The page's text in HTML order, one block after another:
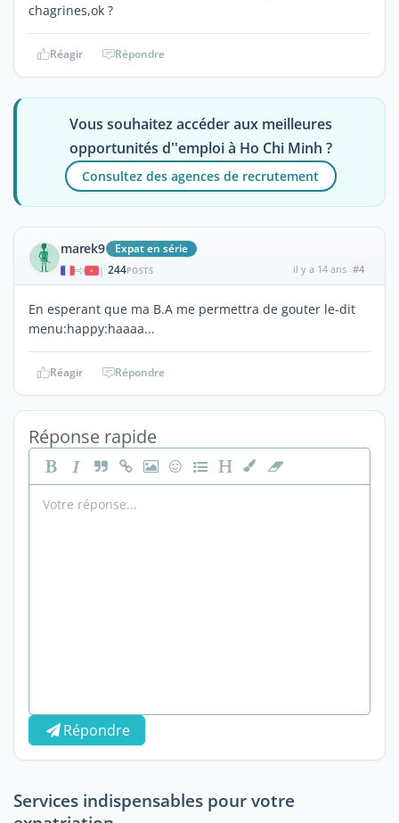
chagrines,ok ?
Réagir Répondre
Vous souhaitez accéder aux meilleures
opportunités d''emploi à Ho Chi Minh ?
Consultez des agences de recrutement
marek9 Expat en série
| 244POSTS il y a 14 ans #4
En esperant que ma B.A me permettra de gouter le-dit
menu:happy:haaaa...
Réagir Répondre
Réponse rapide
Répondre
Services indispensables pour votre